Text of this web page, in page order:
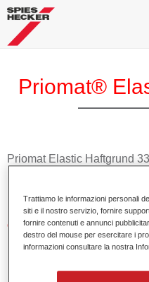
Priomat®
Priomat Elastic Haftgrund
Caratteristiche del
Buona adesione.
Facile da applicare.
Trattiamo le informazioni personali
siti e il nostro servizio, fornire
fornire contenuti e annunci
destro del mouse per esercitare i
informazioni consultare la nostra